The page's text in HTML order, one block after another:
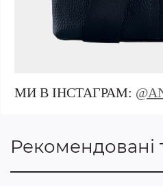
МИ В ІНСТАГРАМ:
Рекомендовані